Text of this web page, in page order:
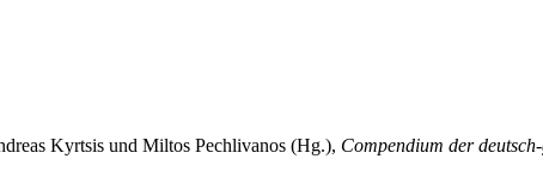
Kyrtsis und Miltos Pechlivanos (Hg.), Compendium der